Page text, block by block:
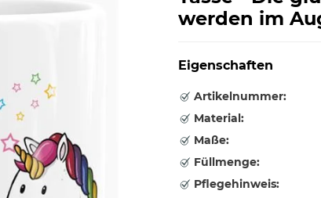
werden im
Eigenschaften
Artikelnummer:
Material:
Maße:
Füllmenge:
Pflegehinweis: